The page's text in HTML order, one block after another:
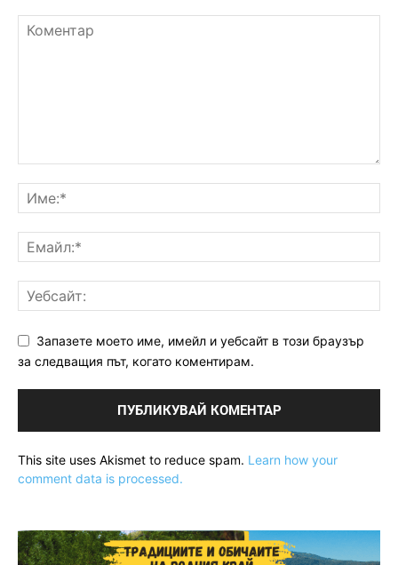
Запазете моето име, имейл и уебсайт в този браузър
за следващия път, когато коментирам.
This site uses Akismet to reduce spam. Learn how your
comment data is processed.